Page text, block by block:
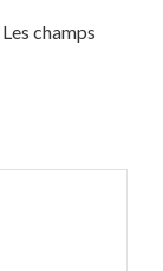
Les champs